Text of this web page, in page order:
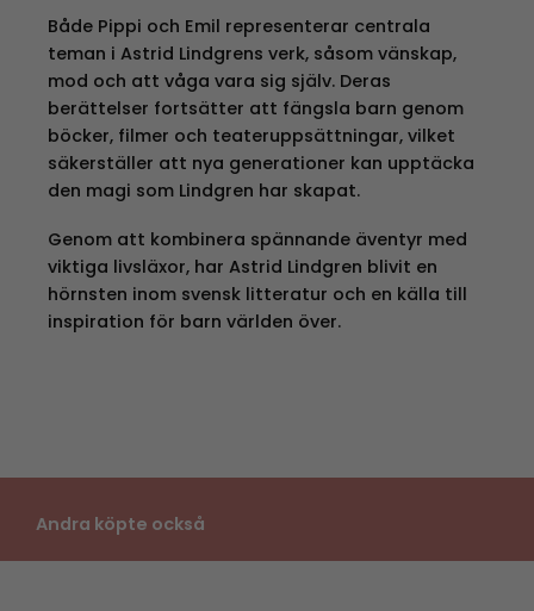
Både Pippi och Emil representerar centrala
teman i Astrid Lindgrens verk, såsom vänskap,
mod och att våga vara sig själv. Deras
berättelser fortsätter att fängsla barn genom
böcker, filmer och teateruppsättningar, vilket
säkerställer att nya generationer kan upptäcka
den magi som Lindgren har skapat.
Genom att kombinera spännande äventyr med
viktiga livsläxor, har Astrid Lindgren blivit en
hörnsten inom svensk litteratur och en källa till
inspiration för barn världen över.
Andra köpte också